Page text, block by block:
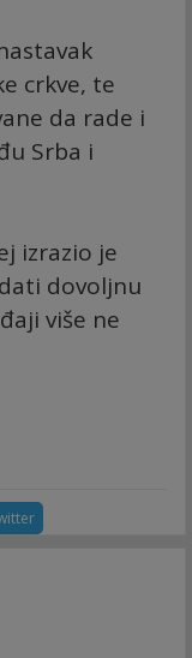
crkve, te
da rade i
Srba i
izrazio je
dovoljnu
više ne